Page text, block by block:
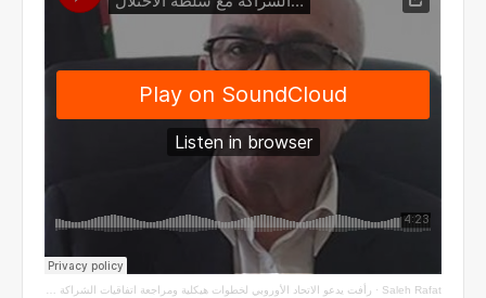
Saleh Rafat
· رأفت يدعو الاتحاد الأوروبي لخطوات هيكلية ومراجعة اتفاقيات الشراكة مع سلطة الاحتلال